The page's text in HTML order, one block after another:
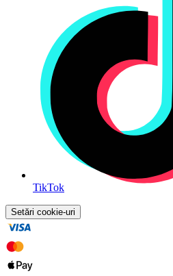
TikTok
Setări cookie-uri